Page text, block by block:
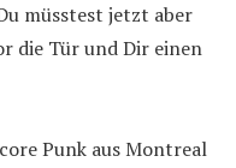
müsstest jetzt aber
die Tür und Dir einen
Punk aus Montreal